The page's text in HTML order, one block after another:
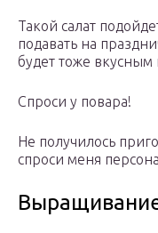
Такой салат
подавать на
будет тоже
Спроси у повара!
Не получилось
спроси меня